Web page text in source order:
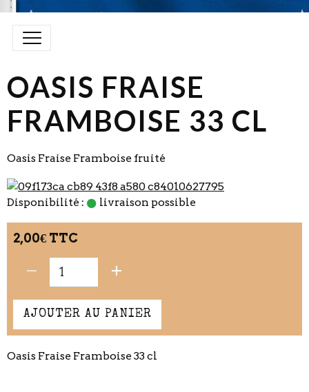
OASIS FRAISE
FRAMBOISE 33 CL
Oasis Fraise Framboise fruité
Disponibilité : livraison possible
2,00€ TTC
AJOUTER AU PANIER
Oasis Fraise Framboise 33 cl